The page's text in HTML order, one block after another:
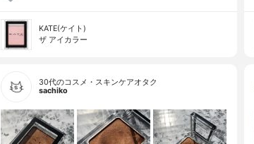
KATE(ケイト)
ザ アイカラー
30代のコスメ・スキンケアオタク
sachiko